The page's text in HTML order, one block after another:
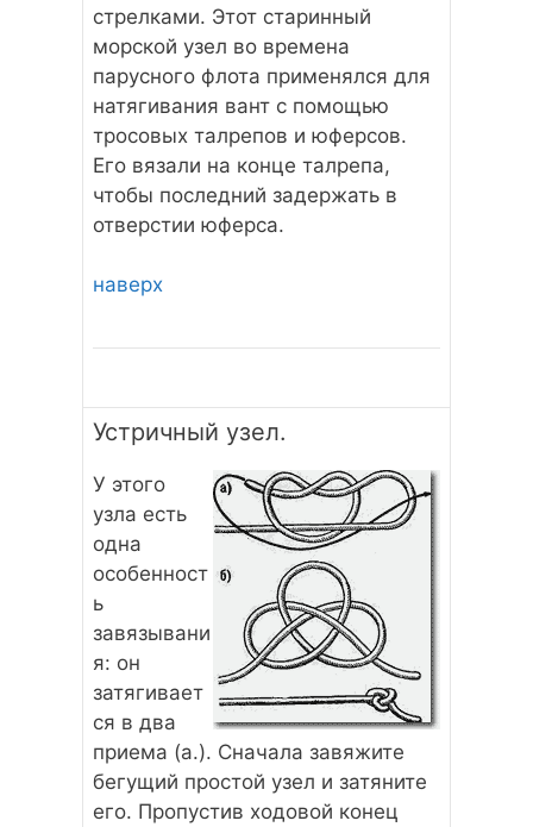
стрелками. Этот старинный
морской узел во времена
парусного флота применялся для
натягивания вант с помощью
тросовых талрепов и юферсов.
Его вязали на конце талрепа,
чтобы последний задержать в
отверстии юферса.
наверх
Устричный узел.
У этого
узла есть
одна
особенност
ь
завязывани
я: он
затягивает
ся в два
приема (а.). Сначала завяжите
бегущий простой узел и затяните
его. Пропустив ходовой конец